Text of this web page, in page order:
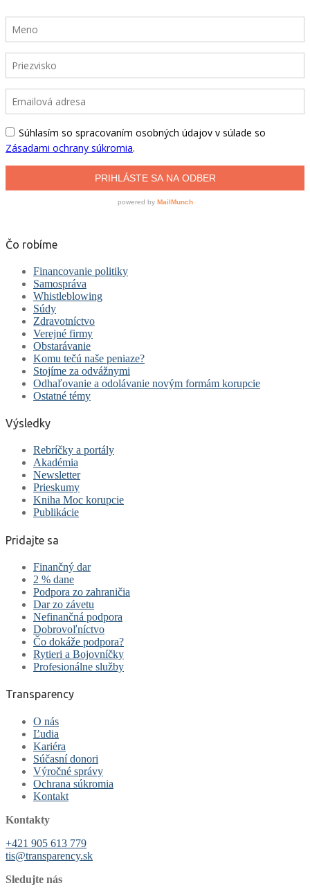
Čo robíme
Financovanie politiky
Samospráva
Whistleblowing
Súdy
Zdravotníctvo
Verejné firmy
Obstarávanie
Komu tečú naše peniaze?
Stojíme za odvážnymi
Odhaľovanie a odolávanie novým formám korupcie
Ostatné témy
Výsledky
Rebríčky a portály
Akadémia
Newsletter
Prieskumy
Kniha Moc korupcie
Publikácie
Pridajte sa
Finančný dar
2 % dane
Podpora zo zahraničia
Dar zo závetu
Nefinančná podpora
Dobrovoľníctvo
Čo dokáže podpora?
Rytieri a Bojovníčky
Profesionálne služby
Transparency
O nás
Ľudia
Kariéra
Súčasní donori
Výročné správy
Ochrana súkromia
Kontakt
Kontakty
+421 905 613 779
tis@transparency.sk
Sledujte nás